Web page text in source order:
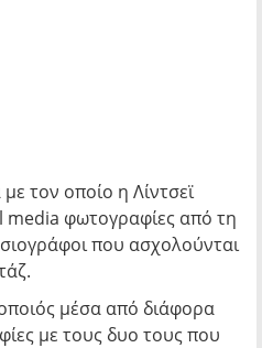
τον οποίο η Λίντσεϊ
media φωτογραφίες από τη
που ασχολούνται
μέσα από διάφορα
με τους δυο τους που